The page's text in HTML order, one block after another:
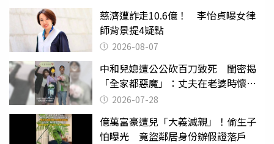
慈濟遭詐走10.6億！ 李怡貞曝女律
師背景提4疑點
2026-08-07
中和兒媳遭公公砍百刀致死 閨密揭
「全家都惡魔」：丈夫在老婆時懷孕
摔東西
2026-07-28
億萬富豪遭兒「大義滅親」！偷生子
怕曝光 竟盜鄰居身份辦假證落戶